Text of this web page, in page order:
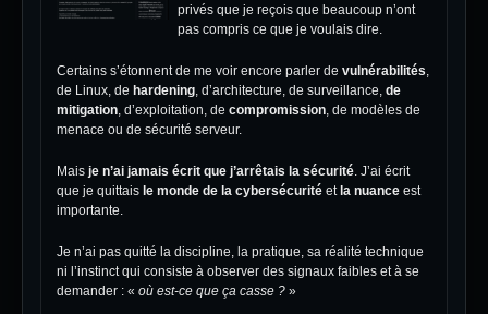
privés que je reçois que beaucoup n’ont
pas compris ce que je voulais dire.
Certains s’étonnent de me voir encore parler de vulnérabilités,
de Linux, de hardening, d’architecture, de surveillance, de
mitigation, d’exploitation, de compromission, de modèles de
menace ou de sécurité serveur.
Mais je n’ai jamais écrit que j’arrêtais la sécurité. J’ai écrit
que je quittais le monde de la cybersécurité et la nuance est
importante.
Je n’ai pas quitté la discipline, la pratique, sa réalité technique
ni l’instinct qui consiste à observer des signaux faibles et à se
demander : « où est-ce que ça casse ? »